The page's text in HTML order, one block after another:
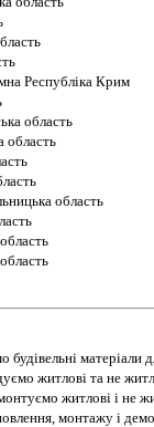
Республіка Крим
область
область
область
будівельні матеріали
житлові та не
житлові і не
монтажу і